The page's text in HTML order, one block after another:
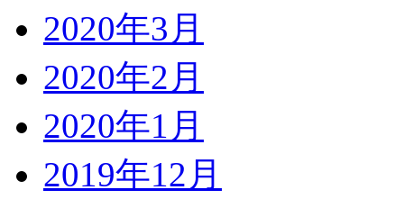
2020年3月
2020年2月
2020年1月
2019年12月